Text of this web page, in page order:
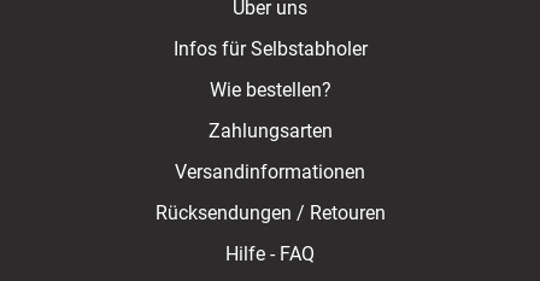
Über uns
Infos für Selbstabholer
Wie bestellen?
Zahlungsarten
Versandinformationen
Rücksendungen / Retouren
Hilfe - FAQ